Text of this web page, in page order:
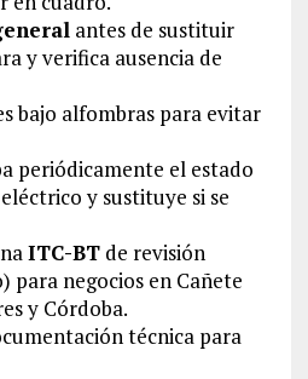
antes de sustituir
y verifica ausencia de
bajo alfombras para evitar
periódicamente el estado
y sustituye si se
ITC-BTde revisión
para negocios en Cañete
y Córdoba.
técnica para